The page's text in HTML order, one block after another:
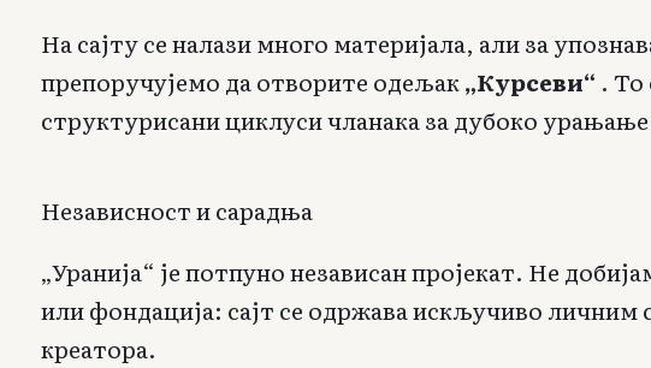
На сајту се налази много материјала, али за
препоручујемо да отворите одељак„Курсеви“ . То
структурисани циклуси чланака за дубоко
Независност и сарадња
„Уранија“ је потпуно независан пројекат. Не
или фондација: сајт се одржава искључиво личним
креатора.